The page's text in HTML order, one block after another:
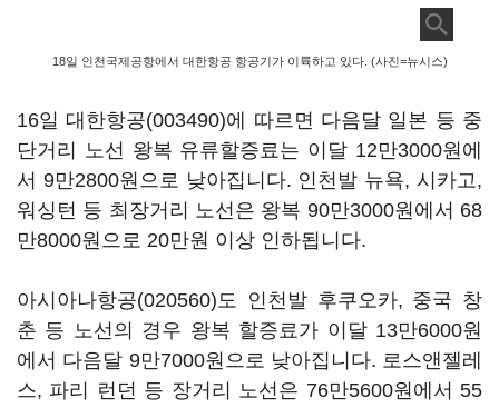
18일 인천국제공항에서 대한항공 항공기가 이륙하고 있다. (사진=뉴시스)
16일 대한항공(003490)에 따르면 다음달 일본 등 중
단거리 노선 왕복 유류할증료는 이달 12만3000원에
서 9만2800원으로 낮아집니다. 인천발 뉴욕, 시카고,
워싱턴 등 최장거리 노선은 왕복 90만3000원에서 68
만8000원으로 20만원 이상 인하됩니다.
아시아나항공(020560)도 인천발 후쿠오카, 중국 창
춘 등 노선의 경우 왕복 할증료가 이달 13만6000원
에서 다음달 9만7000원으로 낮아집니다. 로스앤젤레
스, 파리 런던 등 장거리 노선은 76만5600원에서 55